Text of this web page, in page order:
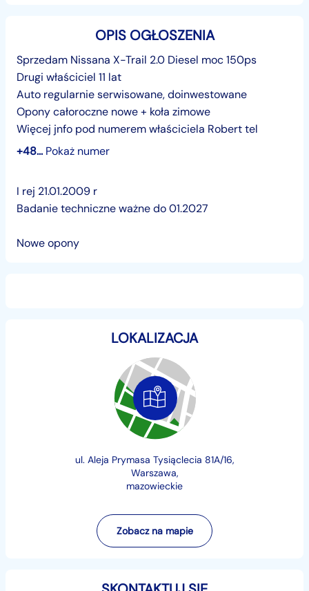
OPIS OGŁOSZENIA
Sprzedam Nissana X-Trail 2.0 Diesel moc 150ps
Drugi właściciel 11 lat
Auto regularnie serwisowane, doinwestowane
Opony całoroczne nowe + koła zimowe
Więcej jnfo pod numerem właściciela Robert tel
+48... Pokaż numer
I rej 21.01.2009 r
Badanie techniczne ważne do 01.2027
Nowe opony
LOKALIZACJA
ul. Aleja Prymasa Tysiąclecia 81A/16,
Warszawa,
mazowieckie
Zobacz na mapie